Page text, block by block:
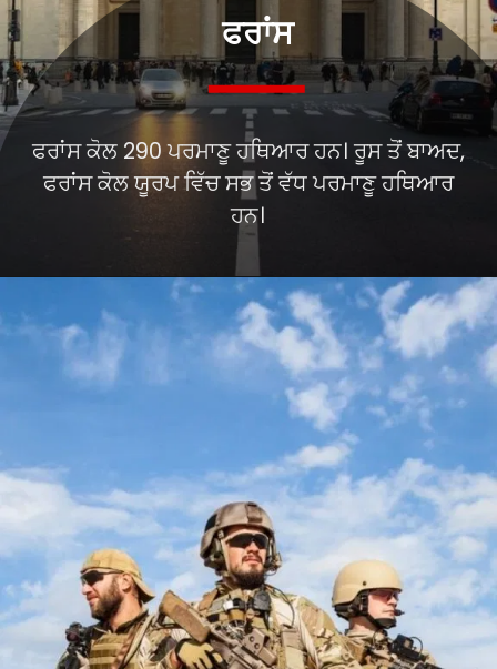
ਫਰਾਂਸ ਕੋਲ 290 ਪਰਮਾਣੂ ਹਥਿਆਰ ਹਨ। ਰੂਸ ਤੋਂ ਬਾਅਦ,
ਫਰਾਂਸ ਕੋਲ ਯੂਰਪ ਵਿੱਚ ਸਭ ਤੋਂ ਵੱਧ ਪਰਮਾਣੂ ਹਥਿਆਰ
ਫਰਾਂਸ